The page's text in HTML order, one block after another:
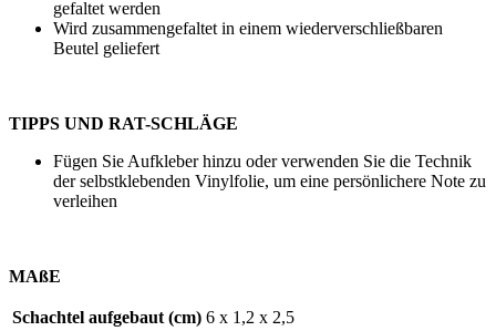
gefaltet werden
Wird zusammengefaltet in einem wiederverschließbaren
Beutel geliefert
TIPPS UND RAT-SCHLÄGE
Fügen Sie Aufkleber hinzu oder verwenden Sie die Technik
der selbstklebenden Vinylfolie, um eine persönlichere Note zu
verleihen
MAßE
Schachtel aufgebaut (cm) 6 x 1,2 x 2,5